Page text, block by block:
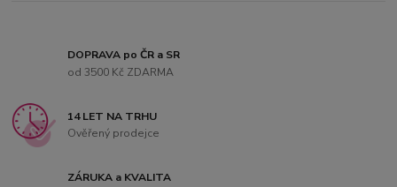
DOPRAVA po ČR a SR
od 3500 Kč ZDARMA
14 LET NA TRHU
Ověřený prodejce
ZÁRUKA a KVALITA